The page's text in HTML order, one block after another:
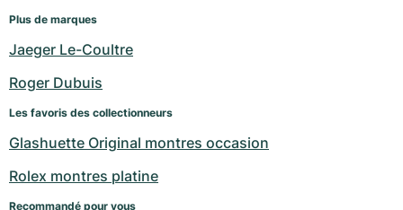
Plus de marques
Jaeger Le-Coultre
Roger Dubuis
Les favoris des collectionneurs
Glashuette Original montres occasion
Rolex montres platine
Recommandé pour vous